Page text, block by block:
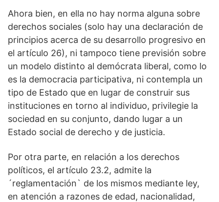
Ahora bien, en ella no hay norma alguna sobre
derechos sociales (solo hay una declaración de
principios acerca de su desarrollo progresivo en
el artículo 26), ni tampoco tiene previsión sobre
un modelo distinto al demócrata liberal, como lo
es la democracia participativa, ni contempla un
tipo de Estado que en lugar de construir sus
instituciones en torno al individuo, privilegie la
sociedad en su conjunto, dando lugar a un
Estado social de derecho y de justicia.
Por otra parte, en relación a los derechos
políticos, el artículo 23.2, admite la
´reglamentación` de los mismos mediante ley,
en atención a razones de edad, nacionalidad,